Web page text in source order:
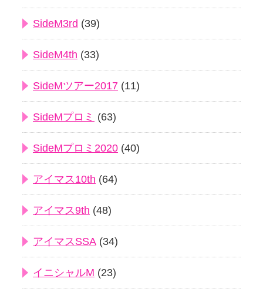
SideM3rd (39)
SideM4th (33)
SideMツアー2017 (11)
SideMプロミ (63)
SideMプロミ2020 (40)
アイマス10th (64)
アイマス9th (48)
アイマスSSA (34)
イニシャルM (23)